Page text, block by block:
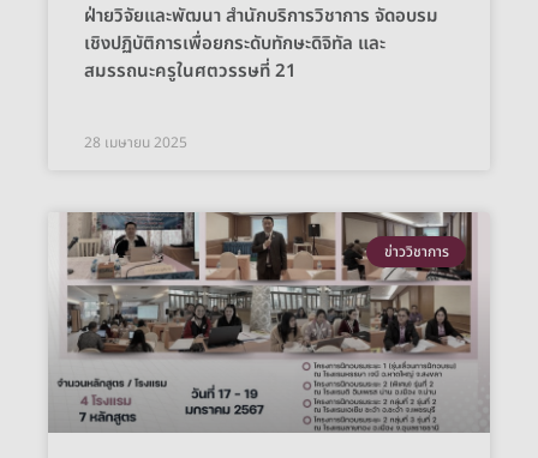
ฝ่ายวิจัยและพัฒนา สำนักบริการวิชาการ จัดอบรม
เชิงปฏิบัติการเพื่อยกระดับทักษะดิจิทัล และ
สมรรถนะครูในศตวรรษที่ 21
28 เมษายน 2025
ข่าววิชาการ